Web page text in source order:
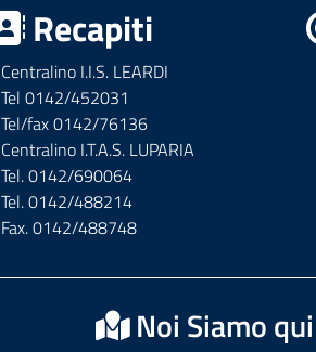
Recapiti
Centralino I.I.S. LEARDI
Tel 0142/452031
Tel/fax 0142/76136
Centralino I.T.A.S. LUPARIA
Tel. 0142/690064
Tel. 0142/488214
Fax. 0142/488748
Noi Siamo qui